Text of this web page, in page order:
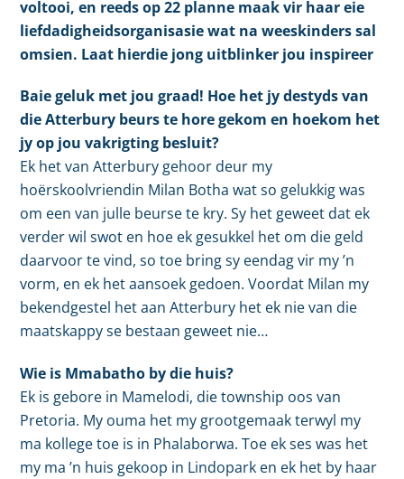
voltooi, en reeds op 22 planne maak vir haar eie
liefdadigheidsorganisasie wat na weeskinders sal
omsien. Laat hierdie jong uitblinker jou inspireer
Baie geluk met jou graad! Hoe het jy destyds van
die Atterbury beurs te hore gekom en hoekom het
jy op jou vakrigting besluit?
Ek het van Atterbury gehoor deur my
hoërskoolvriendin Milan Botha wat so gelukkig was
om een van julle beurse te kry. Sy het geweet dat ek
verder wil swot en hoe ek gesukkel het om die geld
daarvoor te vind, so toe bring sy eendag vir my ’n
vorm, en ek het aansoek gedoen. Voordat Milan my
bekendgestel het aan Atterbury het ek nie van die
maatskappy se bestaan geweet nie…
Wie is Mmabatho by die huis?
Ek is gebore in Mamelodi, die township oos van
Pretoria. My ouma het my grootgemaak terwyl my
ma kollege toe is in Phalaborwa. Toe ek ses was het
my ma ’n huis gekoop in Lindopark en ek het by haar